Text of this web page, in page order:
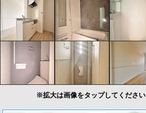
※拡大は画像をタップしてください